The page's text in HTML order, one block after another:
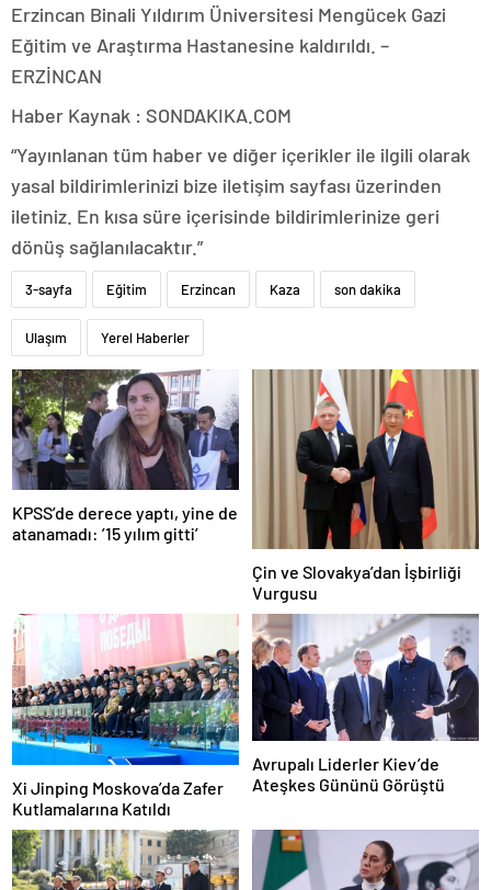
Erzincan Binali Yıldırım Üniversitesi Mengücek Gazi
Eğitim ve Araştırma Hastanesine kaldırıldı. –
ERZİNCAN
Haber Kaynak : SONDAKIKA.COM
“Yayınlanan tüm haber ve diğer içerikler ile ilgili olarak
yasal bildirimlerinizi bize iletişim sayfası üzerinden
iletiniz. En kısa süre içerisinde bildirimlerinize geri
dönüş sağlanılacaktır.”
3-sayfa Eğitim Erzincan Kaza son dakika
Ulaşım Yerel Haberler
KPSS’de derece yaptı, yine de
atanamadı: ’15 yılım gitti’
Çin ve Slovakya’dan İşbirliği
Vurgusu
Xi Jinping Moskova’da Zafer
Kutlamalarına Katıldı
Avrupalı Liderler Kiev’de
Ateşkes Gününü Görüştü